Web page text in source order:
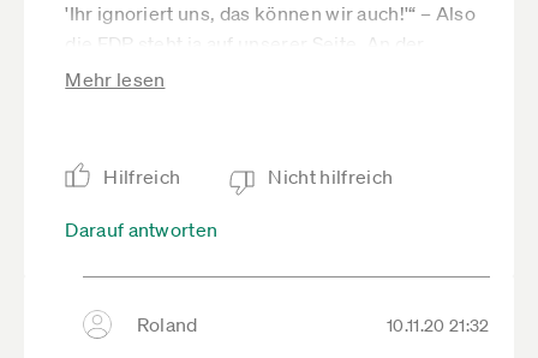
'Ihr ignoriert uns, das können wir auch!'“ – Also
die FDP steht ja auf unserer Seite. An der
Regierung sind im Bund SPD und Union. Die
den Druck weiter erhöhen. Ich denke aus der
Veranstaltungswirtschaft haben viele bisher
SPD gewählt. Den oder die SPD-
sagen, dass man sich als Wähler von den SPD-
Ministern nicht vertreten fühlt und das bei der
nächsten Wahl und auch beim Gespräch über
Mehr lesen
Hilfreich Nicht hilfreich
Darauf antworten
Roland 10.11.20 21:32